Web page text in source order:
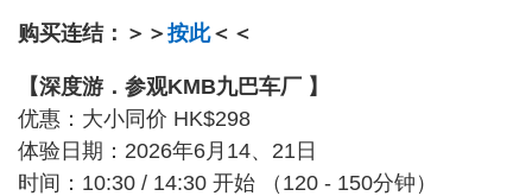
购买连结：＞＞按此＜＜
【深度游．参观KMB九巴车厂 】
优惠：大小同价 HK$298
体验日期：2026年6月14、21日
时间：10:30 / 14:30 开始 （120 - 150分钟）